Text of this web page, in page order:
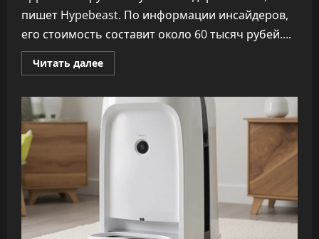
пишет Hypebeast. По информации инсайдеров,
его стоимость составит около 60 тысяч рубей....
Читать далееПрочитать
больше
разработает
недорогой
Mac